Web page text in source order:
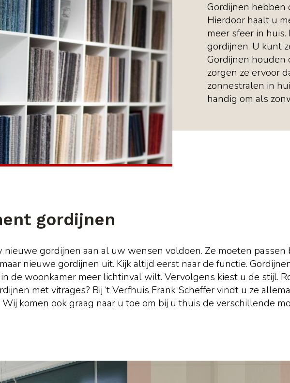
Gordijnen hebben
Hierdoor haalt u
meer sfeer in
gordijnen. U kunt
Gordijnen houden
zorgen ze ervoor
zonnestralen in
handig om als
gordijnen
gordijnen aan al uw wensen voldoen. Ze moeten
nieuwe gordijnen uit. Kijk altijd eerst naar de functie.
de woonkamer meer lichtinval wilt. Vervolgens kiest u de stijl.
met vitrages? Bij ‘t Verfhuis Frank Scheffer vindt u ze
komen ook graag naar u toe om bij u thuis de verschillende